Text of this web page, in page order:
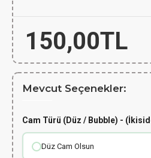
150,00TL
Mevcut Seçenekler:
Cam Türü (Düz / Bubble) -
Düz Cam Olsun